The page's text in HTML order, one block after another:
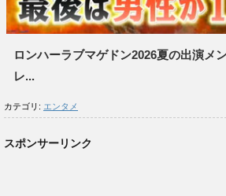
ロンハーラブマゲドン2026夏の出演メ
レ...
カテゴリ: エンタメ
スポンサーリンク